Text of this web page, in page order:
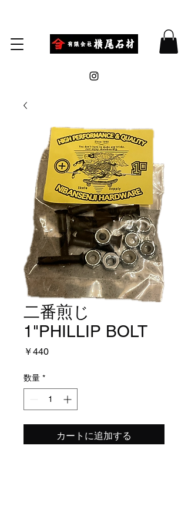
二番煎じ
1"PHILLIP BOLT
￥440価
数量 *
カートに追加する